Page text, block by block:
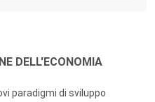
DELL'ECONOMIA
paradigmi di sviluppo